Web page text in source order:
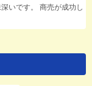
いです。 商売が成功し